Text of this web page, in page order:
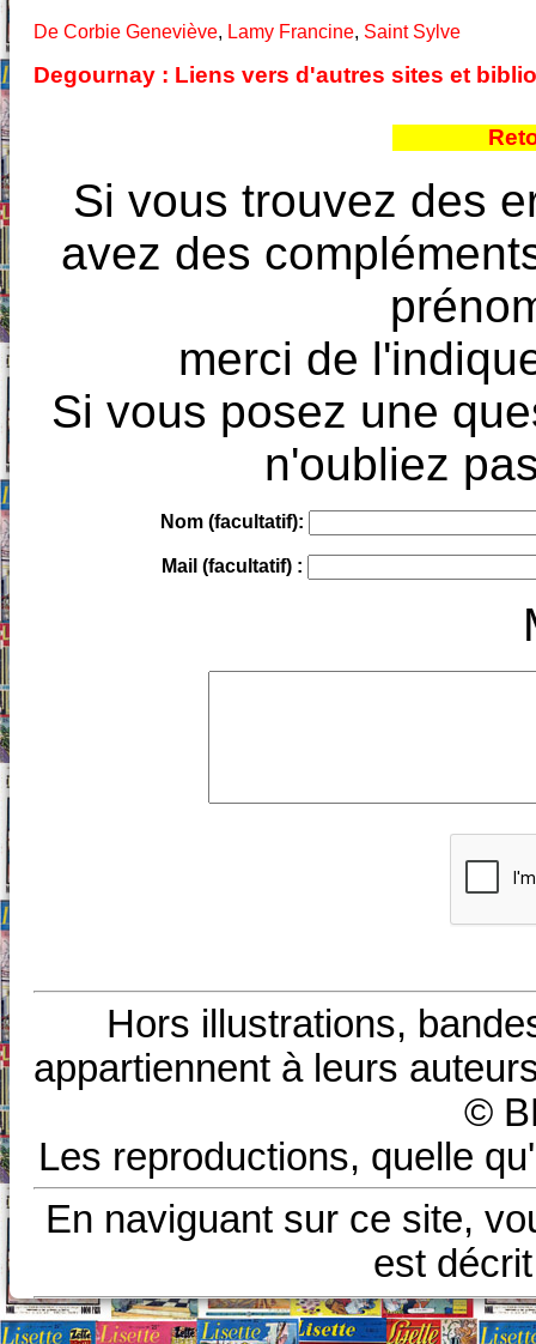
De Corbie Geneviève, Lamy Francine, Saint Sylve
Degournay : Liens vers d'autres sites et
Si vous trouvez des
avez des
merci de
Si vous posez une
n'oubliez
Nom (facultatif):
Mail (facultatif) :
Hors illustrations,
appartiennent à leurs
©
Les reproductions, quelle
En naviguant sur ce site,
est